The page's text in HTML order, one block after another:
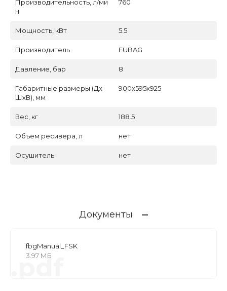
Производительность, л/ми
н
760
Мощность, кВт 5.5
Производитель FUBAG
Давление, бар 8
Габаритные размеры (Дх
ШхВ), мм
900х595х925
Вес, кг 188.5
Объем ресивера, л нет
Осушитель нет
Документы
fbgManual_FSK
3.97 МБ
.pdf